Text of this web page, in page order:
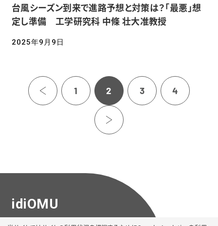
2025年9月9日
台風シーズン到来で進路予想と対策は？「最悪」想
定し準備 工学研究科 中條 壮大准教授
‹前へ 1 2 3 4
›次へ
idiOMU
大阪公立大学 広報課